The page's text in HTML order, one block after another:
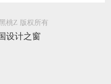
桃Z 版权所有
设计之窗